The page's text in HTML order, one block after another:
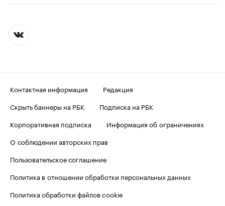
Контактная информация
Редакция
Скрыть баннеры на РБК
Подписка на РБК
Корпоративная подписка
Информация об ограничениях
О соблюдении авторских прав
Пользовательское соглашение
Политика в отношении обработки персональных данных
Политика обработки файлов cookie